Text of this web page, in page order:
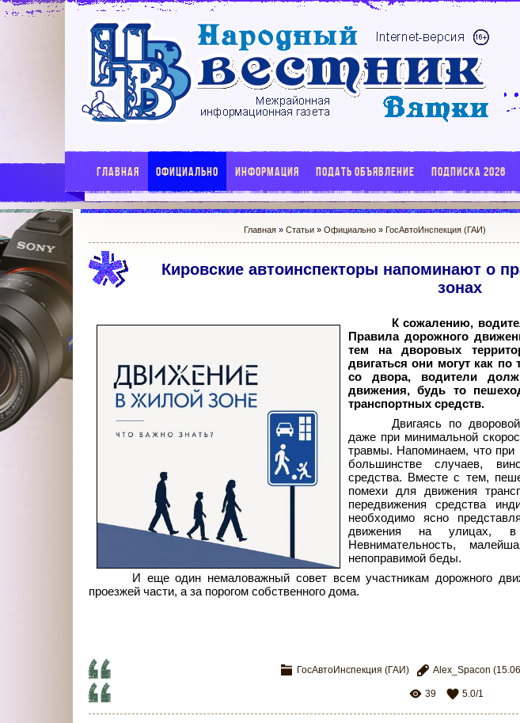
ГЛАВНАЯ ОФИЦИАЛЬНО ИНФОРМАЦИЯ ПОДАТЬ ОБЪЯВЛЕНИЕ ПОДПИСКА 2026
Главная » Статьи » Официально » ГосАвтоИнспекция (ГАИ)
Кировские автоинспекторы напоминают о
зонах
К сожалению,
Правила дорожного
тем на дворовых
двигаться они могут как по
со двора, водители
движения, будь то
транспортных средств.
Двигаясь по
даже при минимальной
травмы. Напоминаем, что
большинстве случаев,
средства. Вместе с тем,
помехи для движения
передвижения средства
необходимо ясно
движения на улицах, в
Невнимательность,
непоправимой беды.
И еще один немаловажный совет всем участникам дорожного
проезжей части, а за порогом собственного дома.
ГосАвтоИнспекция (ГАИ) Alex_Spacon
39 5.0/1